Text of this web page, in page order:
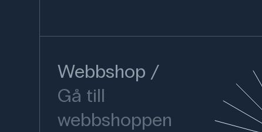
Webbshop
Gå till
webbshoppen